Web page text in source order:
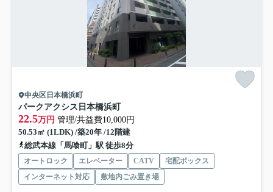
中央区日本橋浜町
パークアクシス日本橋浜町
22.5万円 管理/共益費10,000円
50.53㎡ (1LDK) /築20年 /12階建
総武本線「馬喰町」駅 徒歩8分
オートロック エレベーター CATV
宅配ボックス
インターネット対応
敷地内ごみ置き場